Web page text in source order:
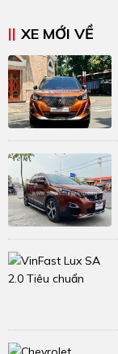
XE MỚI VỀ